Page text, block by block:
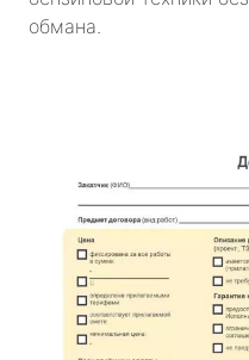
обмана.